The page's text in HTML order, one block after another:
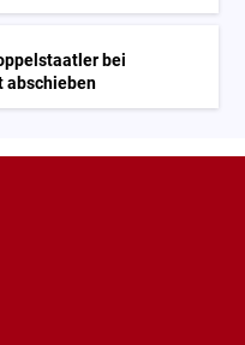
bei
abschieben